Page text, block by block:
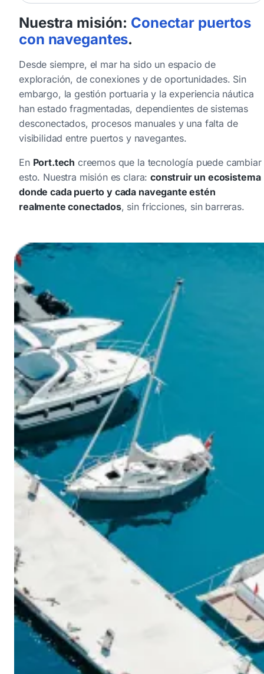
Nuestra misión: Conectar puertos
con navegantes.
Desde siempre, el mar ha sido un espacio de
exploración, de conexiones y de oportunidades. Sin
embargo, la gestión portuaria y la experiencia náutica
han estado fragmentadas, dependientes de sistemas
desconectados, procesos manuales y una falta de
visibilidad entre puertos y navegantes.
En Port.tech creemos que la tecnología puede cambiar
esto. Nuestra misión es clara:construir un ecosistema
donde cada puerto y cada navegante estén
realmente conectados, sin fricciones, sin barreras.